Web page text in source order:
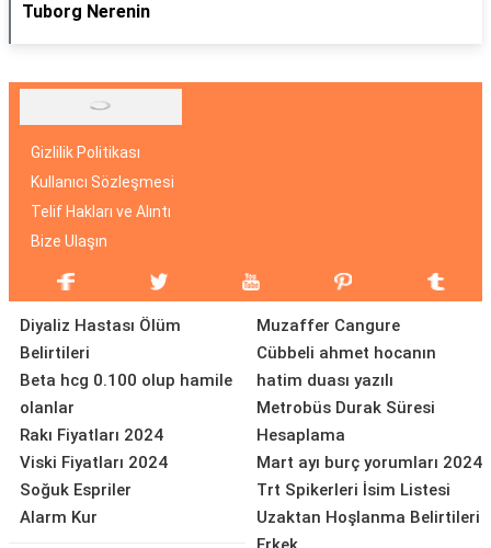
Tuborg Nerenin
Gizlilik Politikası
Kullanıcı Sözleşmesi
Telif Hakları ve Alıntı
Bize Ulaşın
Diyaliz Hastası Ölüm
Belirtileri
Beta hcg 0.100 olup hamile
olanlar
Rakı Fiyatları 2024
Viski Fiyatları 2024
Soğuk Espriler
Alarm Kur
Muzaffer Cangure
Cübbeli ahmet hocanın
hatim duası yazılı
Metrobüs Durak Süresi
Hesaplama
Mart ayı burç yorumları 2024
Trt Spikerleri İsim Listesi
Uzaktan Hoşlanma Belirtileri